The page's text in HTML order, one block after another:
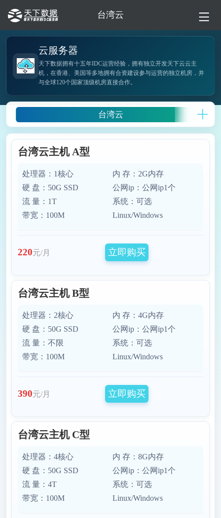
台湾云
云服务器
天下数据拥有十五年IDC运营经验，拥有独立开发天下云云主
机，在香港、美国等多地拥有合资建设参与运营的独立机房，并
与全球120个国家顶级机房直接合作。
台湾云
台湾云主机 A型
处理器：1核心
硬 盘：50G SSD
流 量：1T
带宽：100M
内 存：2G内存
公网ip：公网ip1个
系统：可选
Linux/Windows
220元/月 立即购买
台湾云主机 B型
处理器：2核心
硬 盘：50G SSD
流 量：不限
带宽：100M
内 存：4G内存
公网ip：公网ip1个
系统：可选
Linux/Windows
390元/月 立即购买
台湾云主机 C型
处理器：4核心
硬 盘：50G SSD
流 量：4T
带宽：100M
内 存：8G内存
公网ip：公网ip1个
系统：可选
Linux/Windows